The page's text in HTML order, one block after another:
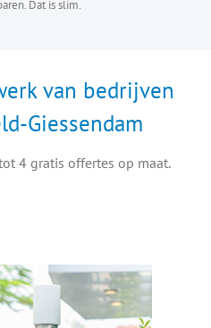
Dat is slim.
van bedrijven
Giessendam
4 gratis offertes op maat.